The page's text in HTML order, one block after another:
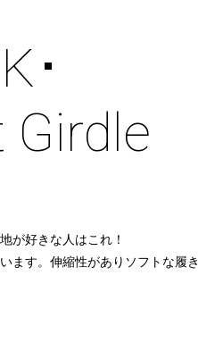
･
が好きな人はこれ！
ます。伸縮性がありソフトな履き